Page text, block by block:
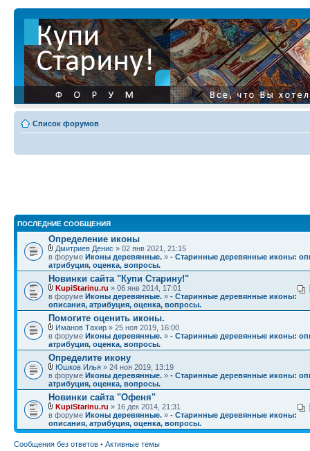
Список форумов
ПОСЛЕДНИЕ СООБЩЕНИЯ
Определение иконы
Дмитриев Денис » 02 янв 2021, 21:15
в форуме Иконы деревянные. » - Старинные деревянные иконы:
атрибуция, оценка, вопросы.
Новинки сайта "Купи Старину!"
KupiStarinu.ru » 06 янв 2014, 17:01
в форуме Иконы деревянные. » - Старинные деревянные иконы:
описания, атрибуция, оценка, вопросы.
Помогите оценить иконы.
Иманов Тахир » 25 ноя 2019, 16:00
в форуме Иконы деревянные. » - Старинные деревянные иконы:
атрибуция, оценка, вопросы.
Определите икону
Юшков Илья » 24 ноя 2019, 13:19
в форуме Иконы деревянные. » - Старинные деревянные иконы:
атрибуция, оценка, вопросы.
Новинки сайта "Офеня"
KupiStarinu.ru » 16 дек 2014, 21:31
в форуме Иконы деревянные. » - Старинные деревянные иконы:
описания, атрибуция, оценка, вопросы.
Сообщения без ответов • Активные темы